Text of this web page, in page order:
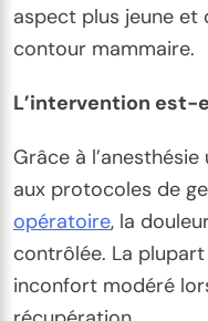
aspect plus jeune et
contour mammaire.
L’intervention est-
Grâce à
aux protocoles de
opératoire, la
contrôlée. La
inconfort modéré